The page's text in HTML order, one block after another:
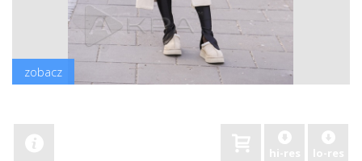
zobacz
hi-res lo-res